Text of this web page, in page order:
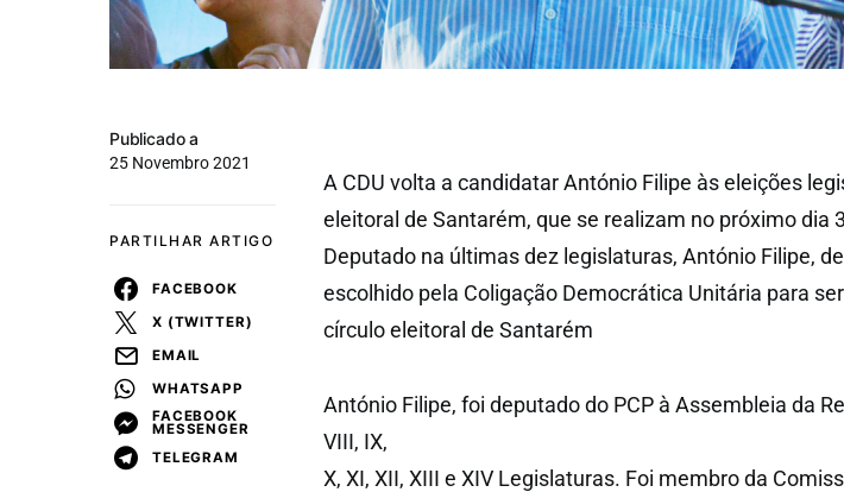
Publicado a
25 Novembro 2021
PARTILHAR ARTIGO
FACEBOOK
X (TWITTER)
EMAIL
WHATSAPP
FACEBOOK
MESSENGER
TELEGRAM
A CDU volta a candidatar António Filipe às eleições
eleitoral de Santarém, que se realizam no próximo dia
Deputado na últimas dez legislaturas, António Filipe,
escolhido pela Coligação Democrática Unitária para
círculo eleitoral de Santarém
António Filipe, foi deputado do PCP à Assembleia da
VIII, IX,
X, XI, XII, XIII e XIV Legislaturas. Foi membro da